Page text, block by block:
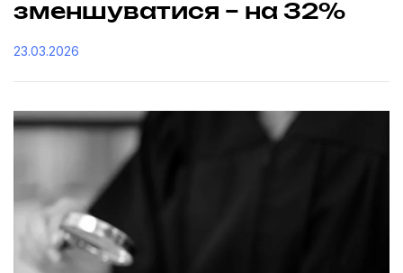
зменшуватися – на 32%
23.03.2026